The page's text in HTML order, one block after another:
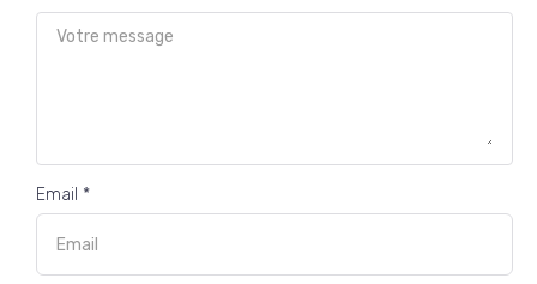
Email *